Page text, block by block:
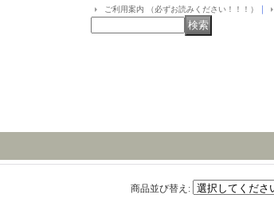
ご利用案内 （必ずお読みください！！！） ｜
商品並び替え :